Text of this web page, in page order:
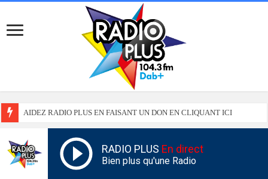
AIDEZ RADIO PLUS EN FAISANT UN DON EN CLIQUANT ICI
RADIO PLUS En direct
Bien plus qu'une Radio